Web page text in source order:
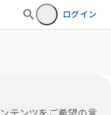
ログイン